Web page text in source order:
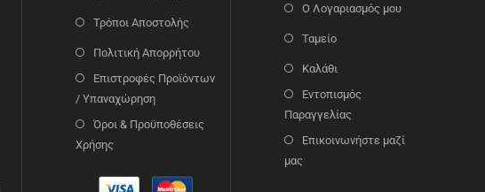
Τρόποι Αποστολής
Πολιτική Απορρήτου
Επιστροφές Προϊόντων
/ Υπαναχώρηση
Όροι & Προϋποθέσεις
Χρήσης
Ο Λογαριασμός μου
Ταμείο
Καλάθι
Εντοπισμός
Παραγγελίας
Επικοινωνήστε μαζί
μας